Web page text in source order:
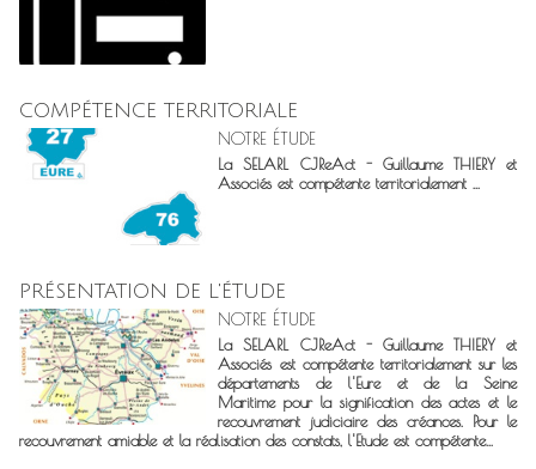
COMPÉTENCE TERRITORIALE
NOTRE ÉTUDE
La SELARL CJReAct - Guillaume THIERY et
Associés est compétente territorialement ...
PRÉSENTATION DE L'ÉTUDE
NOTRE ÉTUDE
La SELARL CJReAct - Guillaume THIERY et
Associés est compétente territorialement sur les
départements de l'Eure et de la Seine
Maritime pour la signification des actes et le
recouvrement judiciaire des créances. Pour le
recouvrement amiable et la réalisation des constats, l'Etude est compétente...